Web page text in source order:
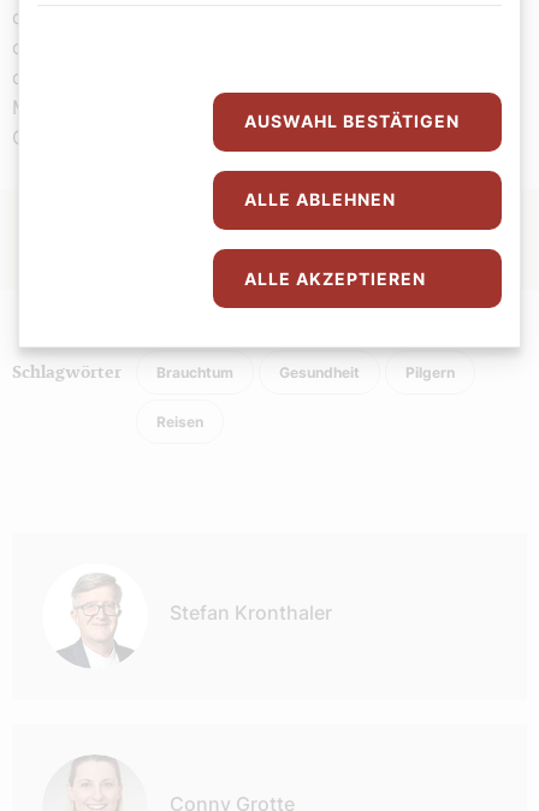
der burgenländische und der ungarische Marienweg
durch das Südvikariat nach Mariazell. Wir haben noch
den Weinviertler Franziskusweg und den Klemens-
Maria-Hofbauer-Weg, der von Tasswitz nach Maria am
Gestade in Wien führt.
Mehr zum Thema Pilgern am Jakobsweg lesen Siehier.
Schlagwörter Brauchtum Gesundheit Pilgern
Reisen
Stefan Kronthaler
Conny Grotte
AUSWAHL BESTÄTIGEN
ALLE ABLEHNEN
ALLE AKZEPTIEREN